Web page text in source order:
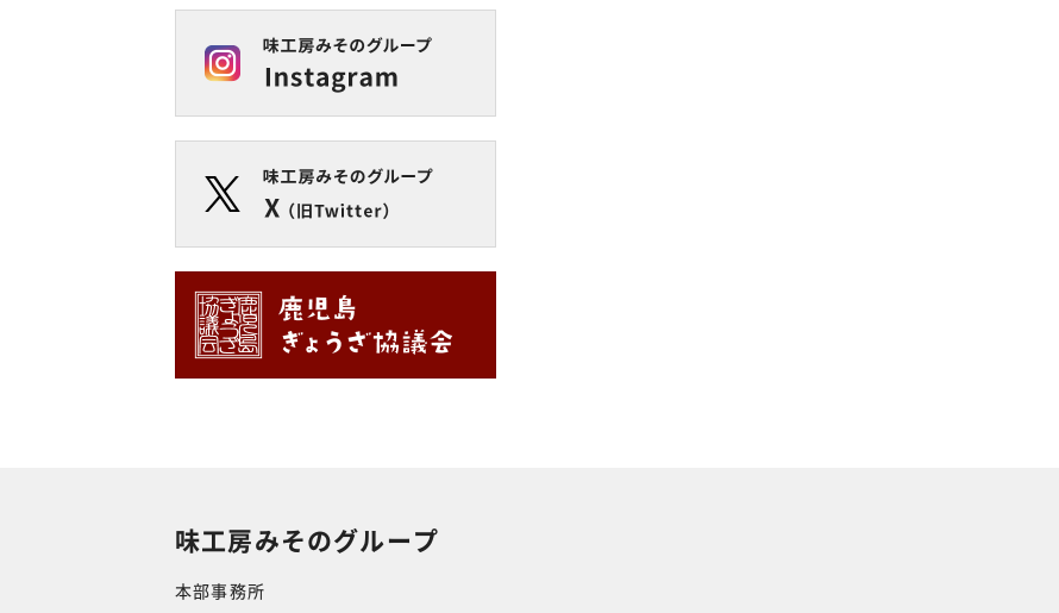
味工房みそのグループ
本部事務所